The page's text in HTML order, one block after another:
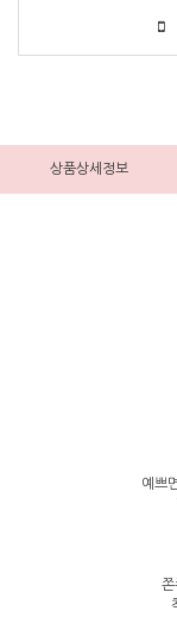
상품상세정보
예쁘
쫀